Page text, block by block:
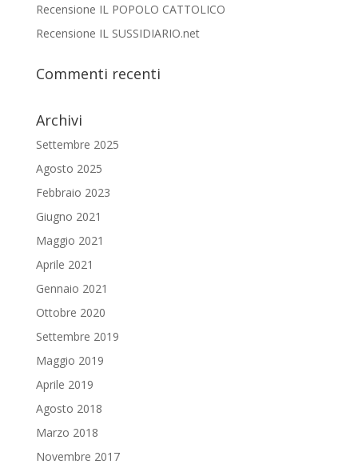
Recensione IL POPOLO CATTOLICO
Recensione IL SUSSIDIARIO.net
Commenti recenti
Archivi
Settembre 2025
Agosto 2025
Febbraio 2023
Giugno 2021
Maggio 2021
Aprile 2021
Gennaio 2021
Ottobre 2020
Settembre 2019
Maggio 2019
Aprile 2019
Agosto 2018
Marzo 2018
Novembre 2017